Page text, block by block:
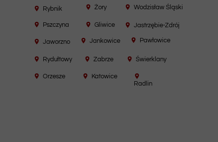
Rydułtowy
Pawłowice
Katowice
Radlin
Orzesze
Jaworzno
Gliwice
Pszczyna
Zabrze
Jankowice
Jastrzębie-Zdrój
Świerklany
Wodzisław Śląski
Żory
Rybnik